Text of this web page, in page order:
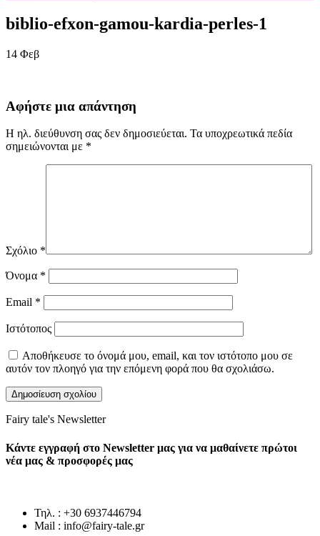
biblio-efxon-gamou-kardia-perles-1
14 Φεβ
Αφήστε μια απάντηση
Η ηλ. διεύθυνση σας δεν δημοσιεύεται. Τα υποχρεωτικά πεδία
σημειώνονται με *
Σχόλιο *
Όνομα *
Email *
Ιστότοπος
Αποθήκευσε το όνομά μου, email, και τον ιστότοπο μου σε
αυτόν τον πλοηγό για την επόμενη φορά που θα σχολιάσω.
Fairy tale's Newsletter
Κάντε εγγραφή στο Newsletter μας για να μαθαίνετε πρώτοι
νέα μας & προσφορές μας
Τηλ. : +30 6937446794
Mail : info@fairy-tale.gr